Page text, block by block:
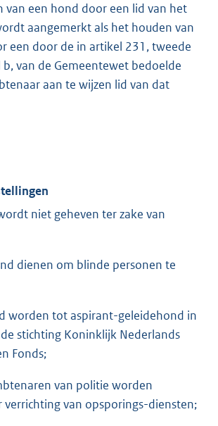
van een hond door een lid van het
aangemerkt als het houden van
een door de in artikel 231, tweede
van de Gemeentewet bedoelde
aan te wijzen lid van dat
niet geheven ter zake van
dienen om blinde personen te
worden tot aspirant-geleidehond in
stichting Koninklijk Nederlands
Fonds;
van politie worden
verrichting van opsporings-diensten;